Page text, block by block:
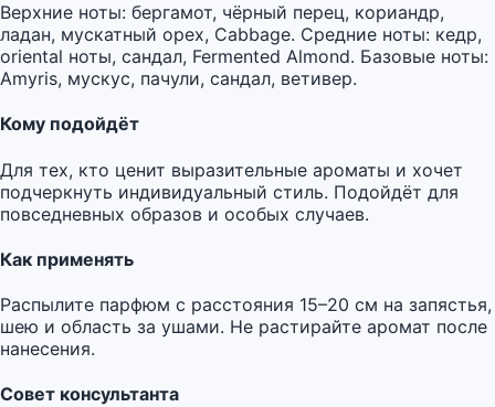
Верхние ноты: бергамот, чёрный перец, кориандр,
ладан, мускатный орех, Cabbage. Средние ноты: кедр,
oriental ноты, сандал, Fermented Almond. Базовые ноты:
Amyris, мускус, пачули, сандал, ветивер.
Кому подойдёт
Для тех, кто ценит выразительные ароматы и хочет
подчеркнуть индивидуальный стиль. Подойдёт для
повседневных образов и особых случаев.
Как применять
Распылите парфюм с расстояния 15–20 см на запястья,
шею и область за ушами. Не растирайте аромат после
нанесения.
Совет консультанта